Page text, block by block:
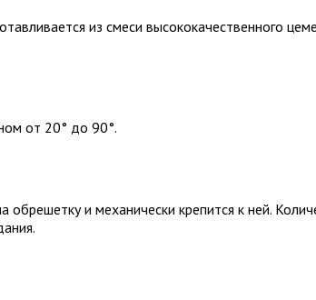
из смеси высококачественного
от 20° до 90°.
обрешетку и механически крепится к ней.